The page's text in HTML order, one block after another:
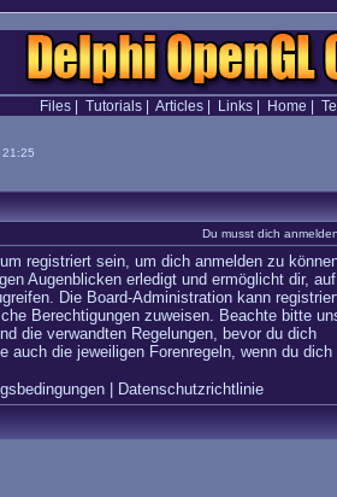
Files| Tutorials| Articles| Links| Home
Du musst dich
registriert sein, um dich anmelden zu
Augenblicken erledigt und ermöglicht dir, auf
Die Board-Administration kann
Berechtigungen zuweisen. Beachte bitte
die verwandten Regelungen, bevor du dich
auch die jeweiligen Forenregeln, wenn du dich
| Datenschutzrichtlinie